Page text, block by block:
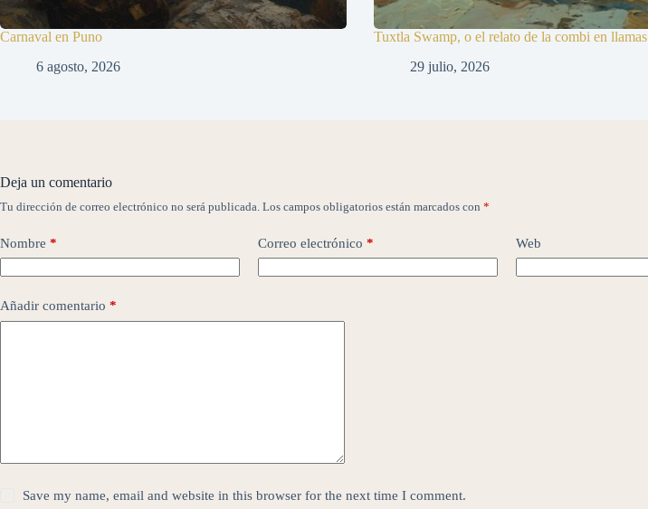
Carnaval en Puno
6 agosto, 2026
Tuxtla Swamp, o el relato de la combi en llamas
29 julio, 2026
Deja un comentario
Tu dirección de correo electrónico no será publicada. Los campos obligatorios están marcados con *
Nombre * Correo electrónico * Web
Añadir comentario *
Save my name, email and website in this browser for the next time I comment.